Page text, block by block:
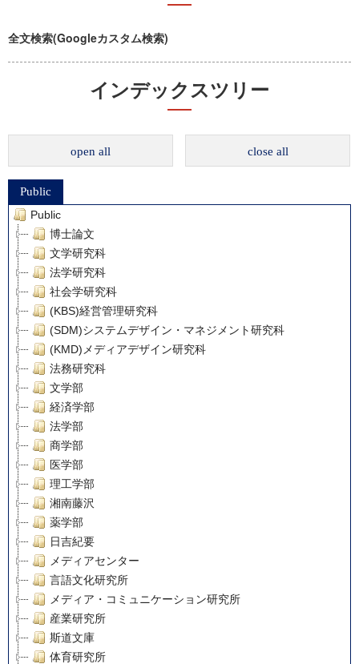
全文検索(Googleカスタム検索)
インデックスツリー
open all close all
Public
Public
博士論文
文学研究科
法学研究科
社会学研究科
(KBS)経営管理研究科
(SDM)システムデザイン・マネジメント研究科
(KMD)メディアデザイン研究科
法務研究科
文学部
経済学部
法学部
商学部
医学部
理工学部
湘南藤沢
薬学部
日吉紀要
メディアセンター
言語文化研究所
メディア・コミュニケーション研究所
産業研究所
斯道文庫
体育研究所